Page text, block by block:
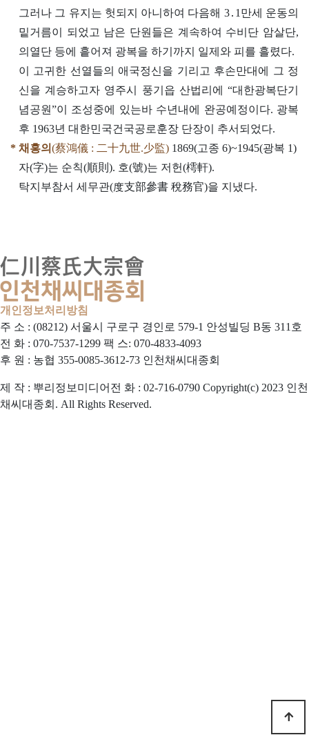
그러나 그 유지는 헛되지 아니하여 다음해 3․1만세 운동의
밑거름이 되었고 남은 단원들은 계속하여 수비단 암살단,
의열단 등에 흩어져 광복을 하기까지 일제와 피를 흘렸다.
이 고귀한 선열들의 애국정신을 기리고 후손만대에 그 정
신을 계승하고자 영주시 풍기읍 산법리에 “대한광복단기
념공원”이 조성중에 있는바 수년내에 완공예정이다. 광복
후 1963년 대한민국건국공로훈장 단장이 추서되었다.
* 채홍의 (蔡鴻儀 : 二十九世.少監) 1869(고종 6)~1945(광복 1)
자(字)는 순칙(順則). 호(號)는 저헌(樗軒).
탁지부참서 세무관(度支部參書 稅務官)을 지냈다.
개인정보처리방침
주 소 : (08212) 서울시 구로구 경인로 579-1 안성빌딩 B동 311호
전 화 : 070-7537-1299 팩 스: 070-4833-4093
후 원 : 농협 355-0085-3612-73 인천채씨대종회
제 작 : 뿌리정보미디어 전 화 : 02-716-0790 Copyright(c) 2023 인천
채씨대종회. All Rights Reserved.